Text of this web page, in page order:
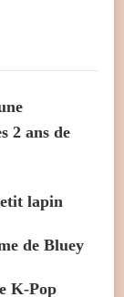
2 ans de
lapin
de Bluey
K-Pop